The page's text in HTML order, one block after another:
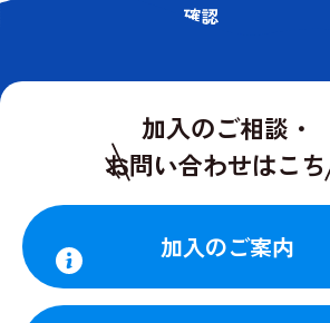
加入のご相談・
お問い合わせはこ
加入のご案内